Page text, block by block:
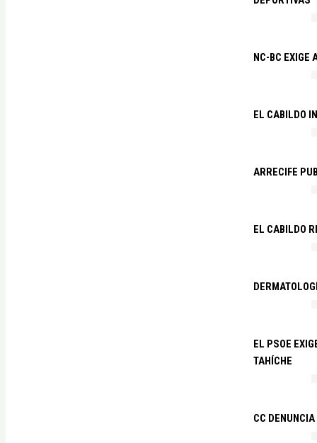
NC-BC EXIGE
EL CABILDO
ARRECIFE
EL CABILDO
EL PSOE
TAHÍCHE
CC